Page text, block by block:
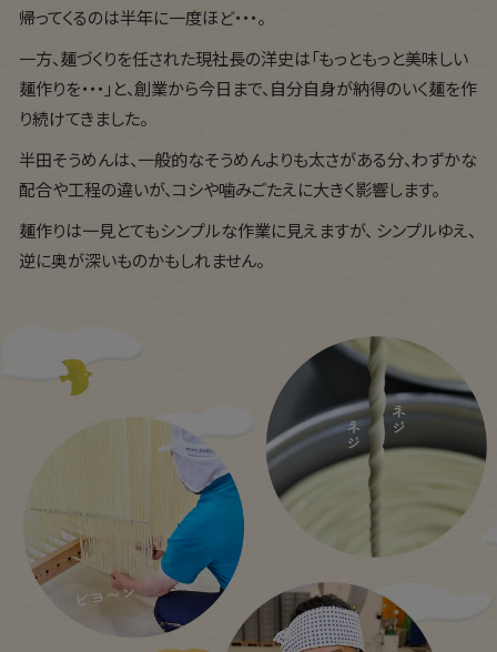
帰ってくるのは半年に一度ほど・・・。
一方、麺づくりを任された現社長の洋史は「もっともっと美味しい
麺作りを・・・」と、創業から今日まで、自分自身が納得のいく麺を作
り続けてきました。
半田そうめんは、一般的なそうめんよりも太さがある分、わずかな
配合や工程の違いが、コシや噛みごたえに大きく影響します。
麺作りは一見とてもシンプルな作業に見えますが、 シンプルゆえ、
逆に奥が深いものかもしれません。